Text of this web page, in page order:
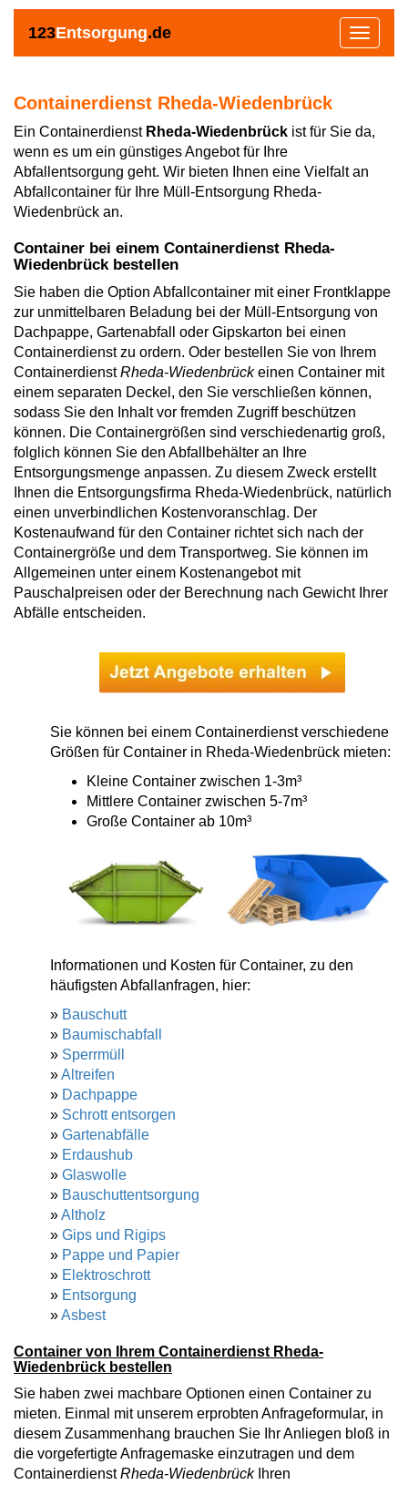
123Entsorgung.de
Toggle
Containerdienst Rheda-Wiedenbrück
Ein Containerdienst Rheda-Wiedenbrück ist für Sie da,
wenn es um ein günstiges Angebot für Ihre
Abfallentsorgung geht. Wir bieten Ihnen eine Vielfalt an
Abfallcontainer für Ihre Müll-Entsorgung Rheda-
Wiedenbrück an.
Container bei einem Containerdienst Rheda-
Wiedenbrück bestellen
Sie haben die Option Abfallcontainer mit einer Frontklappe
zur unmittelbaren Beladung bei der Müll-Entsorgung von
Dachpappe, Gartenabfall oder Gipskarton bei einen
Containerdienst zu ordern. Oder bestellen Sie von Ihrem
ContainerdienstRheda-Wiedenbrückeinen Container mit
einem separaten Deckel, den Sie verschließen können,
sodass Sie den Inhalt vor fremden Zugriff beschützen
können. Die Containergrößen sind verschiedenartig groß,
folglich können Sie den Abfallbehälter an Ihre
Entsorgungsmenge anpassen. Zu diesem Zweck erstellt
Ihnen die Entsorgungsfirma Rheda-Wiedenbrück, natürlich
einen unverbindlichen Kostenvoranschlag. Der
Kostenaufwand für den Container richtet sich nach der
Containergröße und dem Transportweg. Sie können im
Allgemeinen unter einem Kostenangebot mit
Pauschalpreisen oder der Berechnung nach Gewicht Ihrer
Abfälle entscheiden.
Sie können bei einem Containerdienst verschiedene
Größen für Container in Rheda-Wiedenbrück mieten:
Kleine Container zwischen 1-3m³
Mittlere Container zwischen 5-7m³
Große Container ab 10m³
Informationen und Kosten für Container, zu den
häufigsten Abfallanfragen, hier:
» Bauschutt
» Baumischabfall
» Sperrmüll
»Altreifen
» Dachpappe
» Schrott entsorgen
» Gartenabfälle
» Erdaushub
» Glaswolle
» Bauschuttentsorgung
»Altholz
» Gips und Rigips
» Pappe und Papier
» Elektroschrott
» Entsorgung
»Asbest
Container von Ihrem Containerdienst Rheda-
Wiedenbrück bestellen
Sie haben zwei machbare Optionen einen Container zu
mieten. Einmal mit unserem erprobten Anfrageformular, in
diesem Zusammenhang brauchen Sie Ihr Anliegen bloß in
die vorgefertigte Anfragemaske einzutragen und dem
ContainerdienstRheda-WiedenbrückIhren